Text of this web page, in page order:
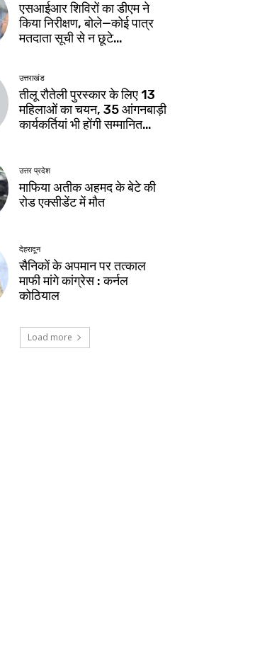
एसआईआर शिविरों का डीएम ने
किया निरीक्षण, बोले—कोई पात्र
मतदाता सूची से न छूटे…
उत्तराखंड
तीलू रौतेली पुरस्कार के लिए 13
महिलाओं का चयन, 35 आंगनबाड़ी
कार्यकर्तियां भी होंगी सम्मानित…
उत्तर प्रदेश
माफिया अतीक अहमद के बेटे की
रोड एक्सीडेंट में मौत
देहरादून
सैनिकों के अपमान पर तत्काल
माफी मांगे कांग्रेस : कर्नल
कोठियाल
Load more